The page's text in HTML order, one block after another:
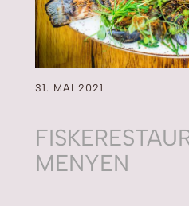
31. MAI 2021
MENYEN